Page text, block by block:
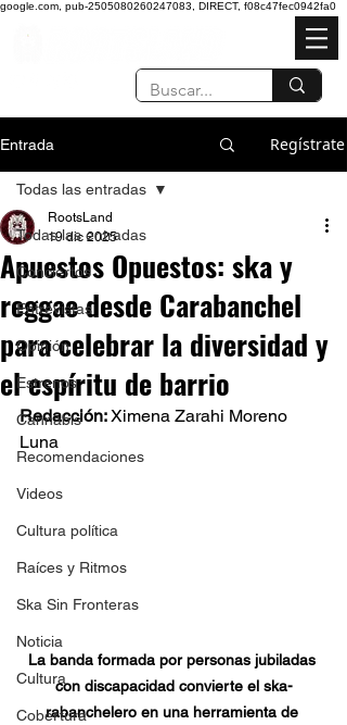
google.com, pub-2505080260247083, DIRECT, f08c47fec0942fa0
Entrada Regístrate
Todas las entradas
Conciertos
Entrevistas
Opinión
Estrenos
Cannabis
Recomendaciones
Videos
Cultura política
Raíces y Ritmos
Ska Sin Fronteras
Noticia
Cultura
Cobertura
Todas las entradas
Apuestos Opuestos: ska y
reggae desde Carabanchel
para celebrar la diversidad y
el espíritu de barrio
RootsLand
19 dic 2025
Redacción: Ximena Zarahi Moreno
Luna
La banda formada por personas jubiladas
con discapacidad convierte el ska-
rabanchelero en una herramienta de